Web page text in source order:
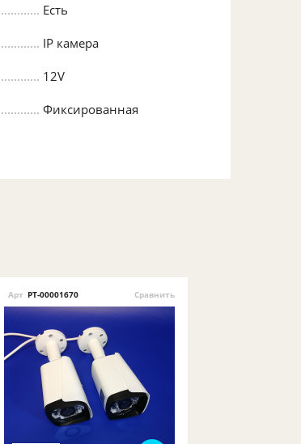
Есть
IP камера
12V
Фиксированная
Арт РТ-00001670 Сравнить